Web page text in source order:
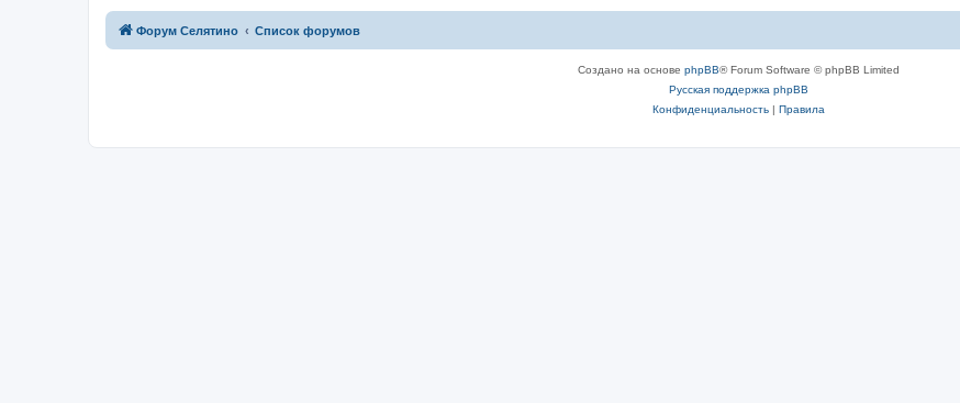
Форум Селятино Список форумов
Создано на основе phpBB® Forum Software © phpBB Limited
Русская поддержка phpBB
Конфиденциальность| Правила